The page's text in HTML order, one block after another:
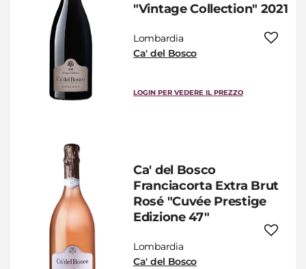
"Vintage Collection" 2021
Lombardia
Ca' del Bosco
LOGIN PER VEDERE IL PREZZO
Ca' del Bosco
Franciacorta Extra Brut
Rosé "Cuvée Prestige
Edizione 47"
Lombardia
Ca' del Bosco